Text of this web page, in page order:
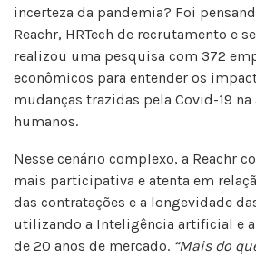
incerteza da pandemia? Foi
Reachr, HRTech de recrutamento e
realizou uma pesquisa com 372
econômicos para entender os
mudanças trazidas pela Covid-19 na
humanos.
Nesse cenário complexo, a Reachr
mais participativa e atenta em
das contratações e a longevidade
utilizando a Inteligência artificial e
de 20 anos de mercado. “Mais do